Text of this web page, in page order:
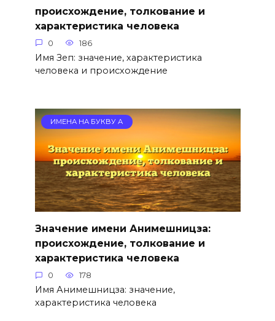
происхождение, толкование и
характеристика человека
0 186
Имя Зеп: значение, характеристика
человека и происхождение
ИМЕНА НА БУКВУ А
Значение имени Анимешницза:
происхождение, толкование и
характеристика человека
0 178
Имя Анимешницза: значение,
характеристика человека